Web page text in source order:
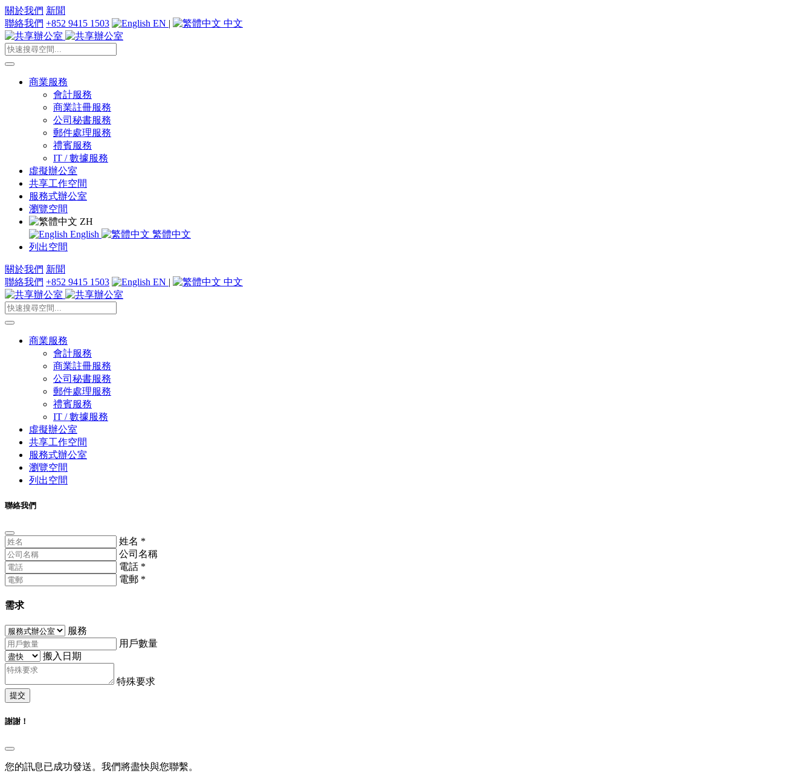
關於我們 新聞
聯絡我們 +852 9415 1503 EN | 中文
商業服務
會計服務
商業註冊服務
公司秘書服務
郵件處理服務
禮賓服務
IT / 數據服務
虛擬辦公室
共享工作空間
服務式辦公室
瀏覽空間
ZH
English
繁體中文
列出空間
關於我們 新聞
聯絡我們 +852 9415 1503 EN | 中文
商業服務
會計服務
商業註冊服務
公司秘書服務
郵件處理服務
禮賓服務
IT / 數據服務
虛擬辦公室
共享工作空間
服務式辦公室
瀏覽空間
列出空間
聯絡我們
姓名 *
公司名稱
電話 *
電郵 *
需求
服務
用戶數量
搬入日期
特殊要求
提交
謝謝！
您的訊息已成功發送。我們將盡快與您聯繫。